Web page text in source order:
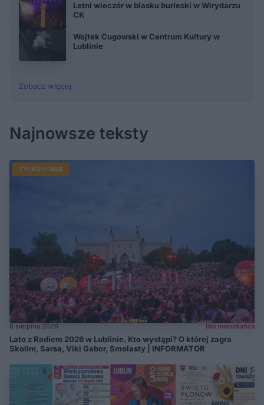
Letni wieczór w blasku burleski w Wirydarzu
CK
Wojtek Cugowski w Centrum Kultury w
Lublinie
Zobacz więcej
Najnowsze teksty
TYLKO U NAS
8 sierpnia 2026 Dla mieszkańca
Lato z Radiem 2026 w Lublinie. Kto wystąpi? O której zagra
Skolim, Sarsa, Viki Gabor, Smolasty | INFORMATOR